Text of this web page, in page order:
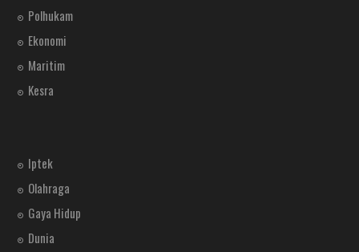
Polhukam
Ekonomi
Maritim
Kesra
Iptek
Olahraga
Gaya Hidup
Dunia